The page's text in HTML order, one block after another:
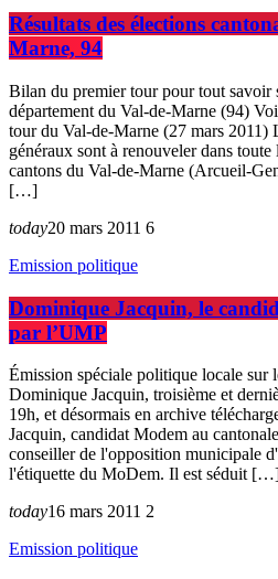
Résultats des élections
Marne, 94
Bilan du premier tour pour tout savoir
département du Val-de-Marne (94)
tour du Val-de-Marne (27 mars 2011)
généraux sont à renouveler dans
cantons du Val-de-Marne (Arcueil-
[…]
today20 mars 2011 6
Emission politique
Dominique Jacquin, le
par l’UMP
Émission spéciale politique locale sur
Dominique Jacquin, troisième et
19h, et désormais en archive
Jacquin, candidat Modem au
conseiller de l'opposition municipale
l'étiquette du MoDem. Il est séduit
today16 mars 2011 2
Emission politique